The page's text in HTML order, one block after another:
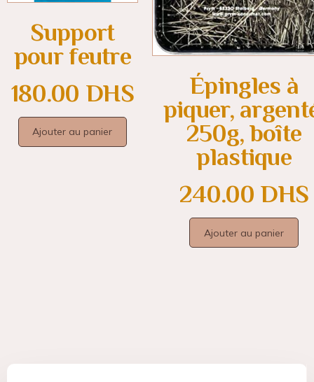
Support
pour feutre
180.00 DHS
Ajouter au panier
Épingles à
piquer,
250g, boîte
plastique
240.00 DHS
Ajouter au panier